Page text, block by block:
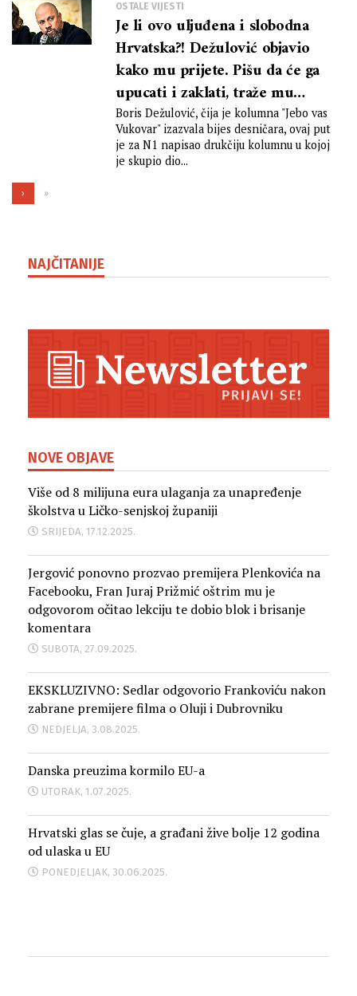
OSTALE VIJESTI
Je li ovo uljuđena i slobodna
Hrvatska?! Dežulović objavio
kako mu prijete. Pišu da će ga
upucati i zaklati, traže mu
adresu
Boris Dežulović, čija je kolumna "Jebo vas
Vukovar" izazvala bijes desničara, ovaj put
je za N1 napisao drukčiju kolumnu u kojoj
je skupio dio...
› »
NAJČITANIJE
NOVE OBJAVE
Više od 8 milijuna eura ulaganja za unapređenje
školstva u Ličko-senjskoj županiji
SRIJEDA, 17.12.2025.
Jergović ponovno prozvao premijera Plenkovića na
Facebooku, Fran Juraj Prižmić oštrim mu je
odgovorom očitao lekciju te dobio blok i brisanje
komentara
SUBOTA, 27.09.2025.
EKSKLUZIVNO: Sedlar odgovorio Frankoviću nakon
zabrane premijere filma o Oluji i Dubrovniku
NEDJELJA, 3.08.2025.
Danska preuzima kormilo EU-a
UTORAK, 1.07.2025.
Hrvatski glas se čuje, a građani žive bolje 12 godina
od ulaska u EU
PONEDJELJAK, 30.06.2025.